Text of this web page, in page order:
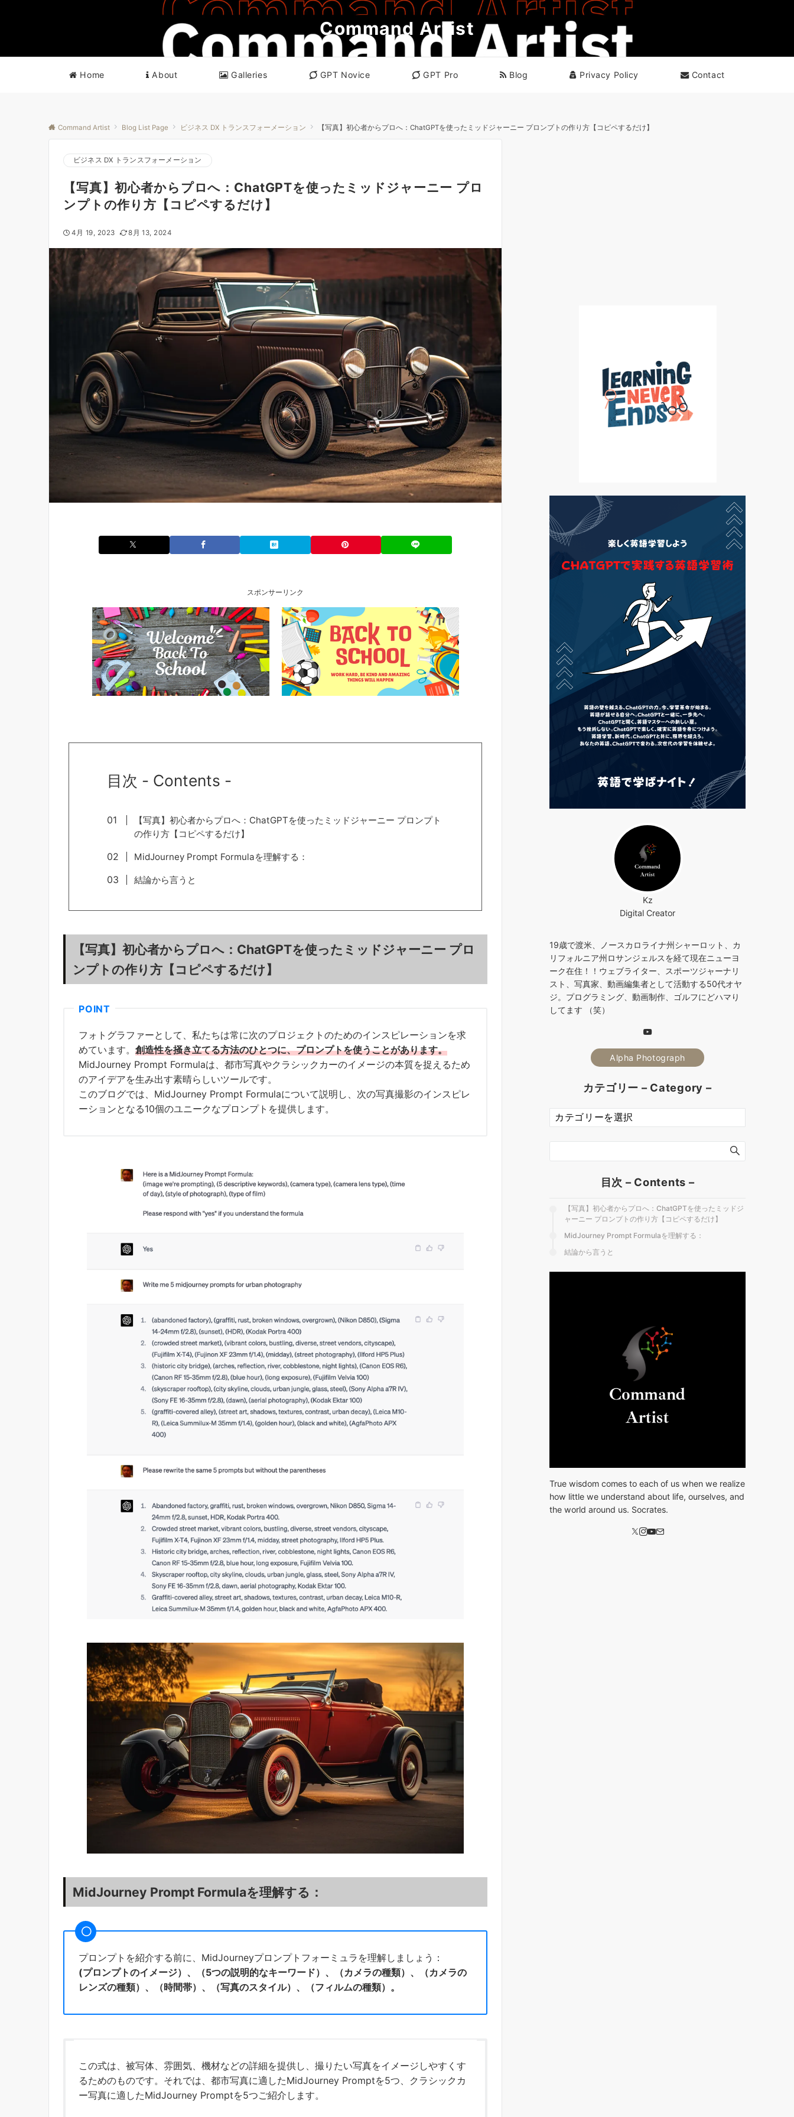
Command Artist
Home About Galleries GPT Novice GPT Pro Blog Privacy Policy Contact
Command Artist Blog List Page ビジネス DX トランスフォーメーション 【写真】初心者からプロへ：ChatGPTを使ったミッドジャーニー プロンプトの作り方【コピペするだけ】
ビジネス DX トランスフォーメーション
【写真】初心者からプロへ：ChatGPTを使ったミッドジャーニー プロ
ンプトの作り方【コピペするだけ】
4月 19, 2023 8月 13, 2024
スポンサーリンク
CLOSE
目次 - Contents -
【写真】初心者からプロへ：ChatGPTを使ったミッドジャーニー プロンプト
の作り方【コピペするだけ】
MidJourney Prompt Formulaを理解する：
結論から言うと
【写真】初心者からプロへ：ChatGPTを使ったミッドジャーニー プロ
ンプトの作り方【コピペするだけ】
フォトグラファーとして、私たちは常に次のプロジェクトのためのインスピレーションを求
めています。 創造性を掻き立てる方法のひとつに、プロンプトを使うことがあります。
MidJourney Prompt Formulaは、都市写真やクラシックカーのイメージの本質を捉えるため
のアイデアを生み出す素晴らしいツールです。
このブログでは、MidJourney Prompt Formulaについて説明し、次の写真撮影のインスピレ
ーションとなる10個のユニークなプロンプトを提供します。
MidJourney Prompt Formulaを理解する：
プロンプトを紹介する前に、MidJourneyプロンプトフォーミュラを理解しましょう：
(プロンプトのイメージ）、（5つの説明的なキーワード）、（カメラの種類）、（カメラの
レンズの種類）、（時間帯）、（写真のスタイル）、（フィルムの種類）。
この式は、被写体、雰囲気、機材などの詳細を提供し、撮りたい写真をイメージしやすくす
るためのものです。それでは、都市写真に適したMidJourney Promptを5つ、クラシックカ
ー写真に適したMidJourney Promptを5つご紹介します。
Kz
Digital Creator
19歳で渡米、ノースカロライナ州シャーロット、カ
リフォルニア州ロサンジェルスを経て現在ニューヨ
ーク在住！！ウェブライター、スポーツジャーナリ
スト、写真家、動画編集者として活動する50代オヤ
ジ。プログラミング、動画制作、ゴルフにどハマり
してます （笑）
Alpha Photograph
カテゴリー – Category –
カ
テ
ー
目次 – Contents –
【写真】初心者からプロへ：ChatGPTを使ったミッドジ
ャーニー プロンプトの作り方【コピペするだけ】
MidJourney Prompt Formulaを理解する：
結論から言うと
True wisdom comes to each of us when we realize
how little we understand about life, ourselves, and
the world around us. Socrates.